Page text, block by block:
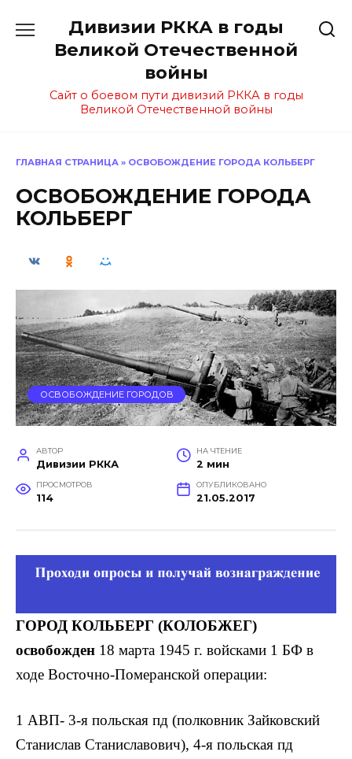
содержанию
Дивизии РККА в годы
Великой Отечественной
войны
Сайт о боевом пути дивизий РККА в годы
Великой Отечественной войны
ГЛАВНАЯ СТРАНИЦА » ОСВОБОЖДЕНИЕ ГОРОДА КОЛЬБЕРГ
ОСВОБОЖДЕНИЕ ГОРОДА
КОЛЬБЕРГ
ОСВОБОЖДЕНИЕ ГОРОДОВ
АВТОР
Дивизии РККА
НА ЧТЕНИЕ
2 мин
ПРОСМОТРОВ
114
ОПУБЛИКОВАНО
21.05.2017
ГОРОД КОЛЬБЕРГ (КОЛОБЖЕГ)
освобожден 18 марта 1945 г. войсками 1 БФ в
ходе Восточно-Померанской операции:
1 АВП- 3-я польская пд (полковник Зайковский
Станислав Станиславович), 4-я польская пд